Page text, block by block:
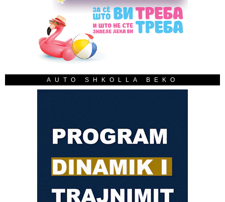
AUTO SHKOLLA BEKO